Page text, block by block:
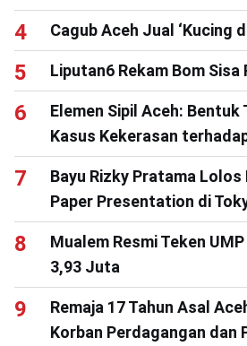
Cagub Aceh Jual ‘Kucing
Liputan6 Rekam Bom Sisa
Elemen Sipil Aceh: Bentuk
Kasus Kekerasan
Bayu Rizky Pratama
Paper Presentation di
Mualem Resmi Teken
3,93 Juta
Remaja 17 Tahun Asal
Korban Perdagangan dan